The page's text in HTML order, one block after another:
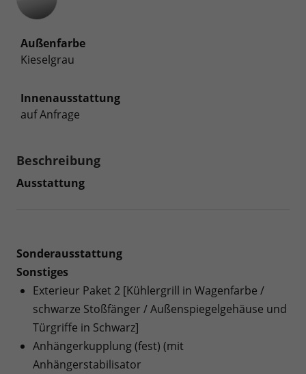
Außenfarbe
Kieselgrau
Innenausstattung
auf Anfrage
Beschreibung
Ausstattung
Sonderausstattung
Sonstiges
Exterieur Paket 2 [Kühlergrill in Wagenfarbe /
schwarze Stoßfänger / Außenspiegelgehäuse und
Türgriffe in Schwarz]
Anhängerkupplung (fest) (mit
Anhängerstabilisator